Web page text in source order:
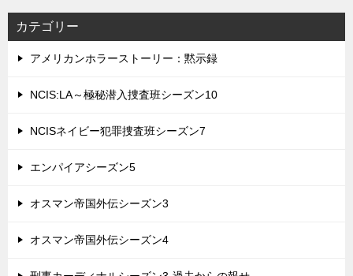
カテゴリー
アメリカンホラーストーリー：黙示録
NCIS:LA～極秘潜入捜査班シーズン10
NCISネイビー犯罪捜査班シーズン7
エンパイアシーズン5
オスマン帝国外伝シーズン3
オスマン帝国外伝シーズン4